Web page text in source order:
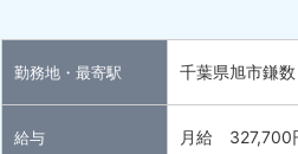
勤務地・最寄駅 千葉県旭市鎌
給与 月給 327,700